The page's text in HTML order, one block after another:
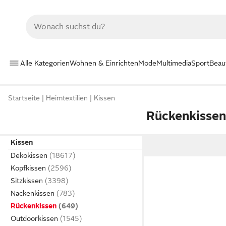
Alle KategorienWohnen & EinrichtenModeMultimediaSport
Startseite Heimtextilien Kissen
Rückenkissen
Kissen
Dekokissen
Kopfkissen
Sitzkissen
Nackenkissen
Rückenkissen
Outdoorkissen